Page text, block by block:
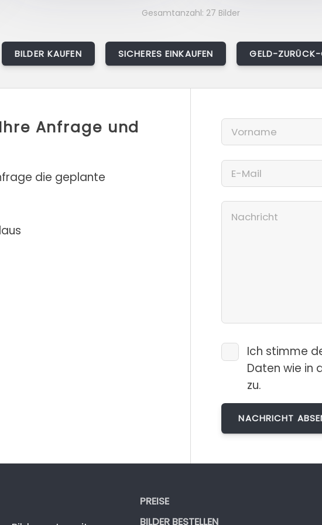
Gesamtanzahl: 27 Bilder
BILDER KAUFEN SICHERES EINKAUFEN GELD-
Anfrage und
die geplante
Ich stimme
Daten wie in
zu.
PREISE
BILDER BESTELLEN